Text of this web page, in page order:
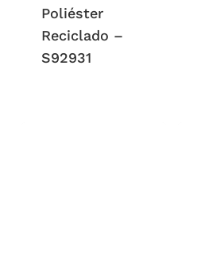
Poliéster
Reciclado –
S92931